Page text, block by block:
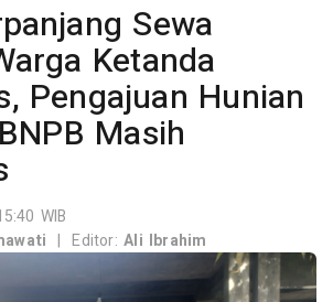
Sewa
Ketanda
Pengajuan Hunian
Masih
WIB
| Editor:Ali Ibrahim